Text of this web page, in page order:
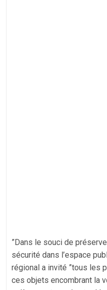
”Dans le souci de
sécurité dans l’espace
régional a invité ”tous les
ces objets encombrant la